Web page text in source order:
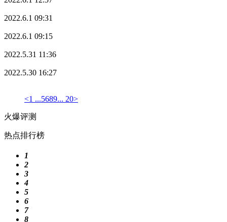
2022.6.1 09:31
2022.6.1 09:15
2022.5.31 11:36
2022.5.30 16:27
<1 ...5689... 20>
火爆评测
热点排行榜
1
2
3
4
5
6
7
8